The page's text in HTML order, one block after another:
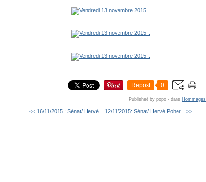
Repost 0
Published by popo - dans Hommages
<< 16/11/2015 : Sénat/ Hervé... 12/11/2015: Sénat/ Hervé Poher... >>